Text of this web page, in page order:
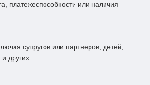
платежеспособности или наличия
супругов или партнеров, детей,
других.